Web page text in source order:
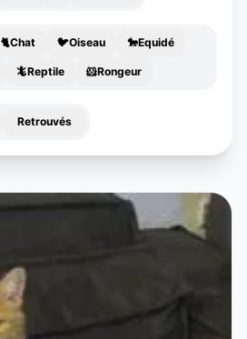
🐈Chat 🐦Oiseau 🐎Equidé
🦎Reptile 🐹Rongeur
Retrouvés